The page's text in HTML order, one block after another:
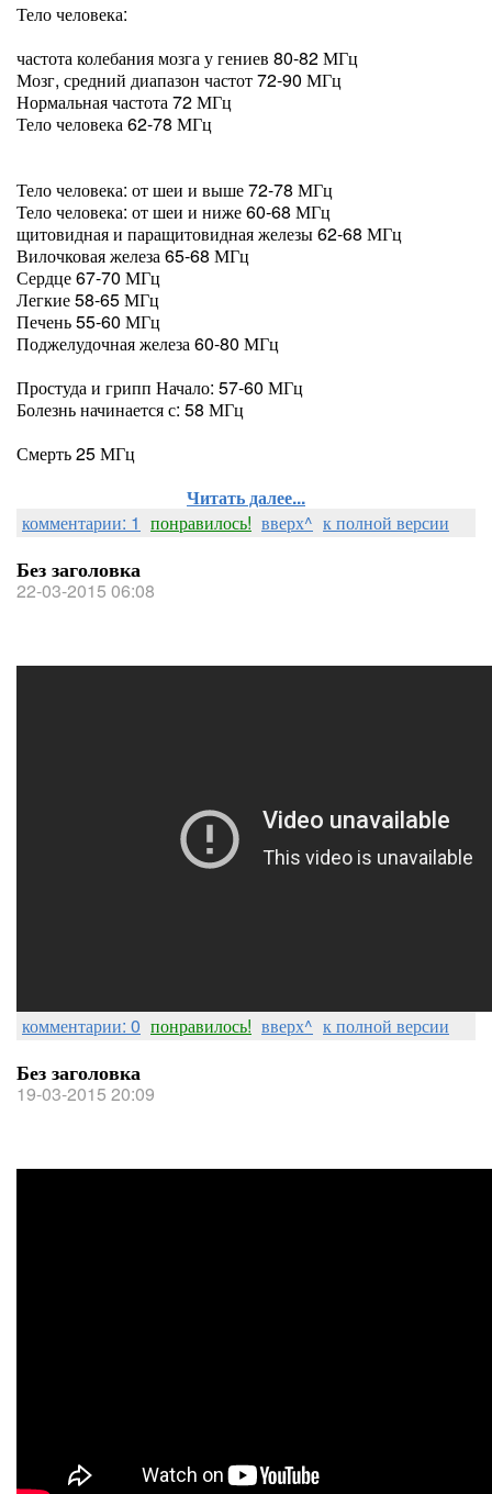
Тело человека:
частота колебания мозга у гениев 80-82 МГц
Мозг, средний диапазон частот 72-90 МГц
Нормальная частота 72 МГц
Тело человека 62-78 МГц
Тело человека: от шеи и выше 72-78 МГц
Тело человека: от шеи и ниже 60-68 МГц
щитовидная и паращитовидная железы 62-68 МГц
Вилочковая железа 65-68 МГц
Сердце 67-70 МГц
Легкие 58-65 МГц
Печень 55-60 МГц
Поджелудочная железа 60-80 МГц
Простуда и грипп Начало: 57-60 МГц
Болезнь начинается с: 58 МГц
Смерть 25 МГц
Читать далее...
комментарии: 1 понравилось! вверх^ к полной версии
Без заголовка
22-03-2015 06:08
комментарии: 0 понравилось! вверх^ к полной версии
Без заголовка
19-03-2015 20:09